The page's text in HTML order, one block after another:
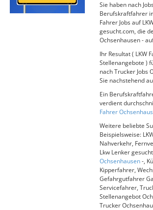
Sie haben nach
Berufskraftfahrer
Fahrer Jobs auf
gesucht.com, die
Ochsenhausen -
Ihr Resultat ( LKW
Stellenangebote )
nach Trucker Jobs
Sie nachstehend
Ein
verdient
Fahrer
Weitere beliebte
Beispielsweise:
Nahverkehr,
Lkw Lenker
Ochsenhausen-,
Kipperfahrer,
Gefahrgutfahrer
Servicefahrer,
Stellenangebot
Trucker